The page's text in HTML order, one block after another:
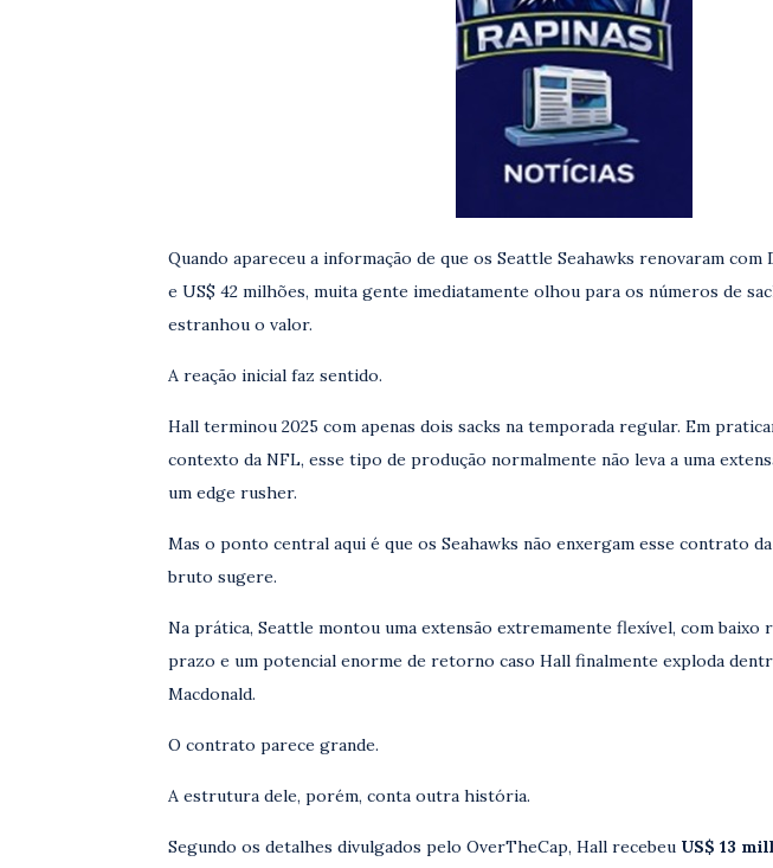
Quando apareceu a informação de que os Seattle Seahawks renovaram
e US$ 42 milhões, muita gente imediatamente olhou para os números de
estranhou o valor.
A reação inicial faz sentido.
Hall terminou 2025 com apenas dois sacks na temporada regular. Em
contexto da NFL, esse tipo de produção normalmente não leva a uma
um edge rusher.
Mas o ponto central aqui é que os Seahawks não enxergam esse contrato
bruto sugere.
Na prática, Seattle montou uma extensão extremamente flexível, com
prazo e um potencial enorme de retorno caso Hall finalmente exploda
Macdonald.
O contrato parece grande.
A estrutura dele, porém, conta outra história.
Segundo os detalhes divulgados pelo OverTheCap, Hall recebeu US$ 13